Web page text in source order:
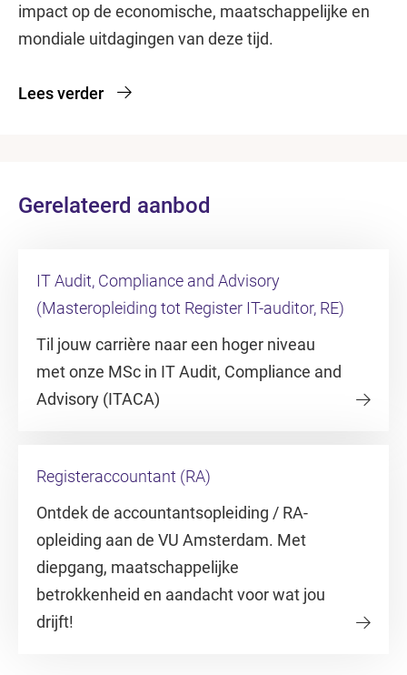
impact op de economische, maatschappelijke en
mondiale uitdagingen van deze tijd.
Lees verder
Gerelateerd aanbod
IT Audit, Compliance and Advisory
(Masteropleiding tot Register IT-auditor, RE)
Til jouw carrière naar een hoger niveau
met onze MSc in IT Audit, Compliance and
Advisory (ITACA)
Registeraccountant (RA)
Ontdek de accountantsopleiding / RA-
opleiding aan de VU Amsterdam. Met
diepgang, maatschappelijke
betrokkenheid en aandacht voor wat jou
drijft!